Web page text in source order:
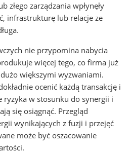
złego zarządzania wpłynęły
infrastrukturę lub relacje ze
nie przypomina nabycia
więcej tego, co firma już
większymi wyzwaniami.
ocenić każdą transakcję i
ryzyka w stosunku do synergii i
się osiągnąć. Przegląd
wynikających z fuzji i przejęć
może być oszacowanie